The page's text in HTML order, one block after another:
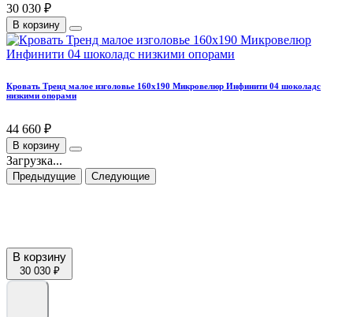
30 030 ₽
В корзину
Кровать Тренд малое изголовье 160х190 Микровелюр Инфинити 04 шоколадс
низкими опорами
44 660 ₽
В корзину
Загрузка...
Предыдущие Следующие
В корзину
30 030 ₽